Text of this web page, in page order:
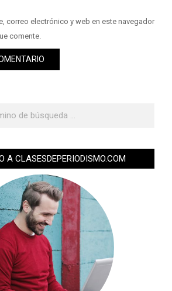
correo electrónico y web en este navegador
comente.
A CLASESDEPERIODISMO.COM